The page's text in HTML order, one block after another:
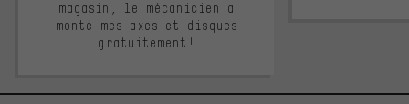
magasin, le mécanicien a
monté mes axes et disques
gratuitement!